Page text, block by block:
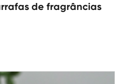
de fragrâncias